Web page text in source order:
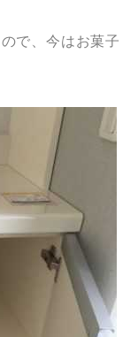
で、今はお菓子